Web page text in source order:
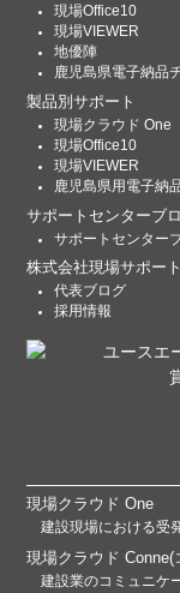
現場Office10
現場VIEWER
地優陣
鹿児島県電子納品
製品別サポート
現場クラウド One
現場Office10
現場VIEWER
鹿児島県用電子納
サポートセンターブ
サポートセンター
株式会社現場サポート
代表ブログ
採用情報
現場クラウド One
建設現場における受
現場クラウド Conne(
建設業のコミュニケ